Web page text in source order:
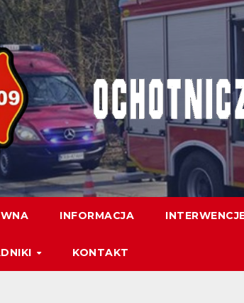
INFORMACJA
KONTAKT